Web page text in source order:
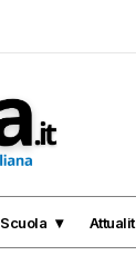
Scuola